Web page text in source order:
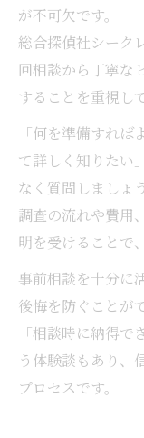
が不可欠です。
総合探偵社シーク
回相談から丁寧な
することを重視し
「何を準備すれ
て詳しく知りたい
なく質問しましょう
調査の流れや費用
明を受けることで
事前相談を十分に
後悔を防ぐことが
「相談時に納得
う体験談もあり、
プロセスです。